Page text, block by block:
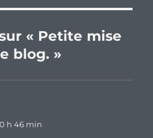
« Petite mise
blog. »
h 46 min